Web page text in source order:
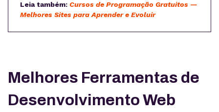
Leia também: Cursos de Programação Gratuitos —
Melhores Sites para Aprender e Evoluir
Melhores Ferramentas de
Desenvolvimento Web